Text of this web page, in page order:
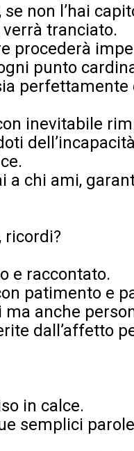
non l’hai
tranciato.
procederà
punto
inevitabile
a chi ami,
ricordi?
e raccontato.
patimento e
anche
dall’affetto
in calce.
semplici